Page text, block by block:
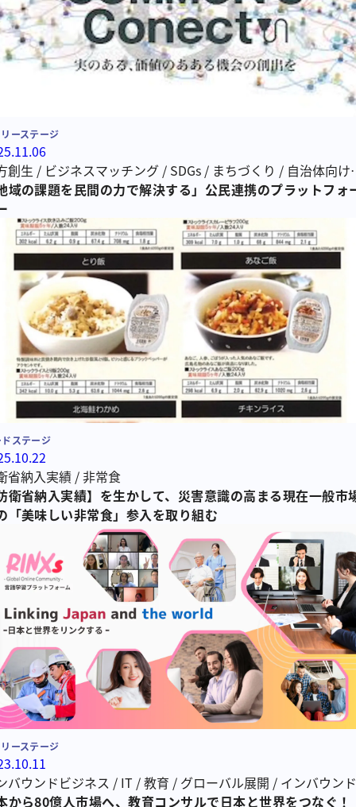
ーステージ
創生 / ビジネスマッチング/ SDGs/ まちづくり / 自治体向け
ス/町内会/公民連携/自治会
域の課題を民間の力で解決する」公民連携のプラットフォ
ステージ
省納入実績/非常食
衛省納入実績】を生かして、災害意識の高まる現在一般市
「美味しい非常食」参入を取り組む
ーステージ
バウンドビジネス / IT /教育 / グローバル展開 / インバウンド
語教育/日本語学習 /外国人材/特定技能/教育研修/教育
から80億人市場へ、教育コンサルで日本と世界をつなぐ！